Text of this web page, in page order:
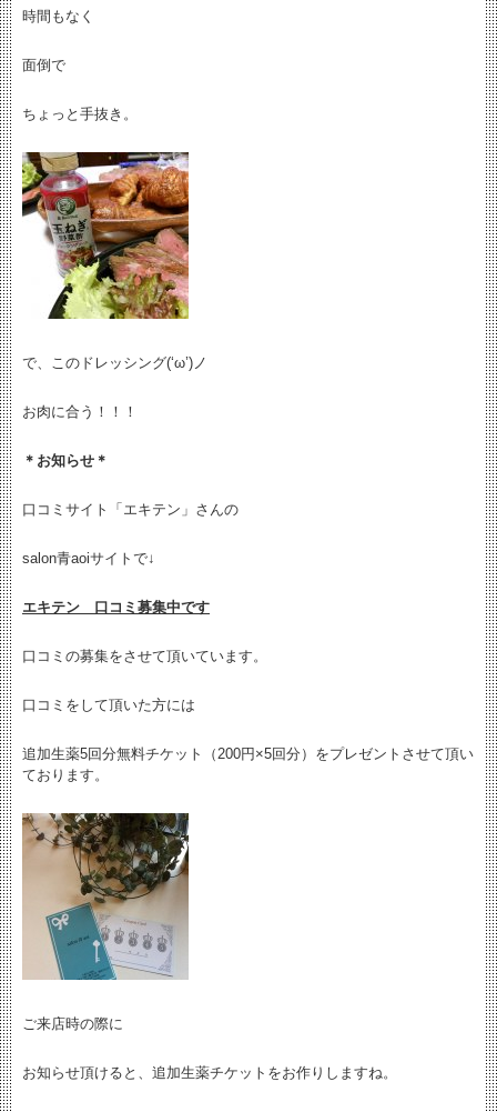
時間もなく
面倒で
ちょっと手抜き。
で、このドレッシング(‘ω’)ノ
お肉に合う！！！
＊お知らせ＊
口コミサイト「エキテン」さんの
salon青aoiサイトで↓
エキテン 口コミ募集中です
口コミの募集をさせて頂いています。
口コミをして頂いた方には
追加生薬5回分無料チケット（200円×5回分）をプレゼントさせて頂い
ております。
ご来店時の際に
お知らせ頂けると、追加生薬チケットをお作りしますね。